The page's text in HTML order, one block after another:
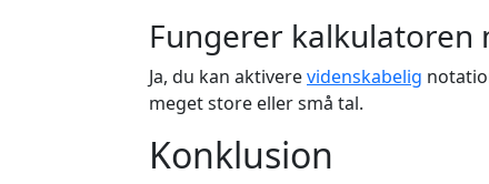
Fungerer kalkulatoren
Ja, du kan aktiverevidenskabelig
meget store eller små tal.
Konklusion